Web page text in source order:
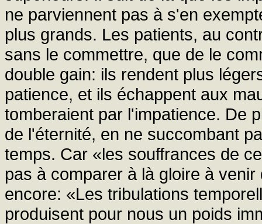
ne parviennent pas à s'en
plus grands. Les patients, au
sans le commettre, que de le
double gain: ils rendent plus
patience, et ils échappent aux
tomberaient par l'impatience. De
de l'éternité, en ne succombant
temps. Car «les souffrances de
pas à comparer à là gloire à
encore: «Les tribulations
produisent pour nous un poids